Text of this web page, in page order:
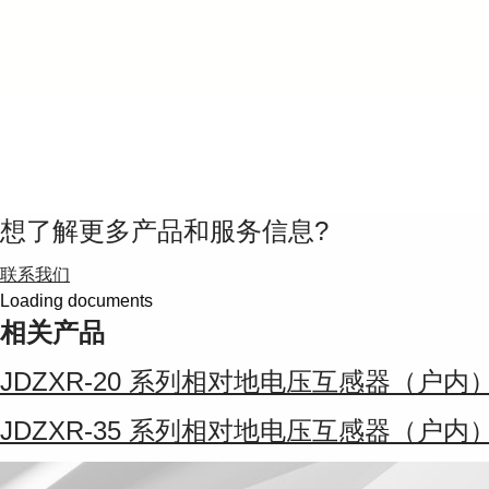
想了解更多产品和服务信息?
联系我们
Loading documents
相关产品
JDZXR-20 系列相对地电压互感器（户内
JDZXR-35 系列相对地电压互感器（户内